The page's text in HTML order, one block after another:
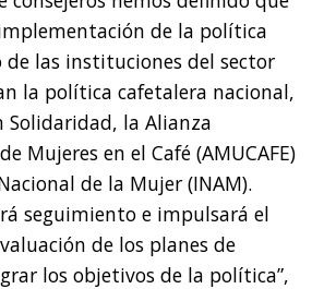
de la política
de las instituciones del sector
la política cafetalera nacional,
Solidaridad, la Alianza
Mujeres en el Café (AMUCAFE)
de la Mujer (INAM).
seguimiento e impulsará el
de los planes de
los objetivos de la política”,